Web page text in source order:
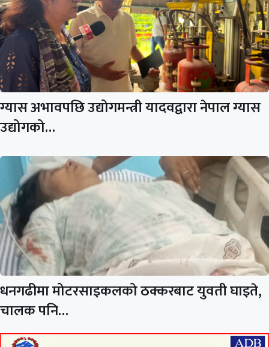
ग्यास अभावपछि उद्योगमन्त्री यादवद्वारा नेपाल ग्यास
उद्योगको…
धनगढीमा मोटरसाइकलको ठक्करबाट युवती घाइते,
चालक पनि…